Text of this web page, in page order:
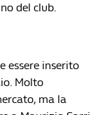
del club.
essere inserito
Molto
ma la